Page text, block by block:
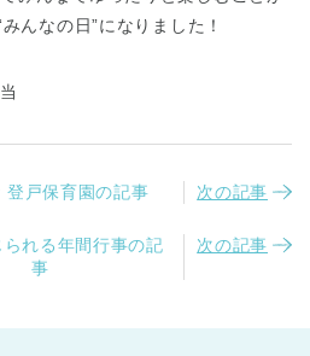
んなの日”になりました！
登戸保育園の記事 次の記事
れる年間行事の記
事
次の記事